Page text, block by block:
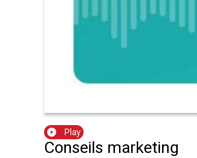
Play
Conseils marketing